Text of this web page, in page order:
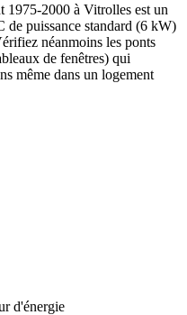
1975-2000 à Vitrolles est un
de puissance standard (6 kW)
néanmoins les ponts
de fenêtres) qui
même dans un logement
d'énergie